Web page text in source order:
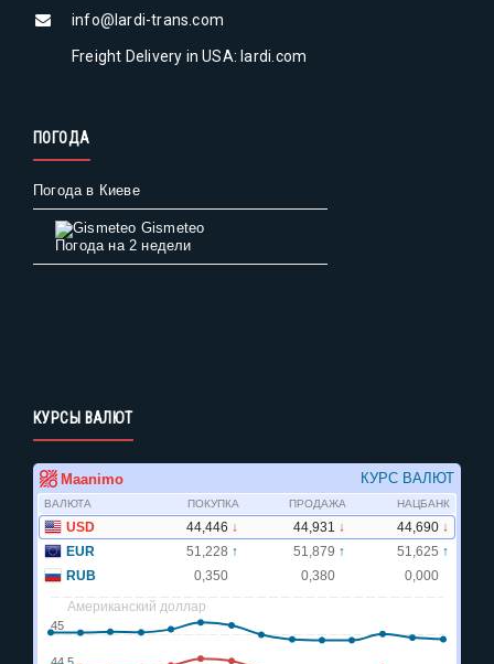
info@lardi-trans.com
Freight Delivery in USA: lardi.com
ПОГОДА
Погода в Киеве
Gismeteo
Погода на 2 недели
КУРСЫ ВАЛЮТ